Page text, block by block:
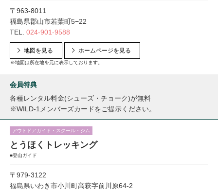
〒963-8011
福島県郡山市若葉町5−22
TEL. 024-901-9588
地図を見る
※地図は所在地を元に表示しております。
ホームページを見る
会員特典
各種レンタル料金(シューズ・チョーク)が無料
※WILD-1メンバーズカードをご提示ください。
アウトドアガイド・スクール・ジム
とうほくトレッキング
■登山ガイド
〒979-3122
福島県いわき市小川町高萩字前川原64-2